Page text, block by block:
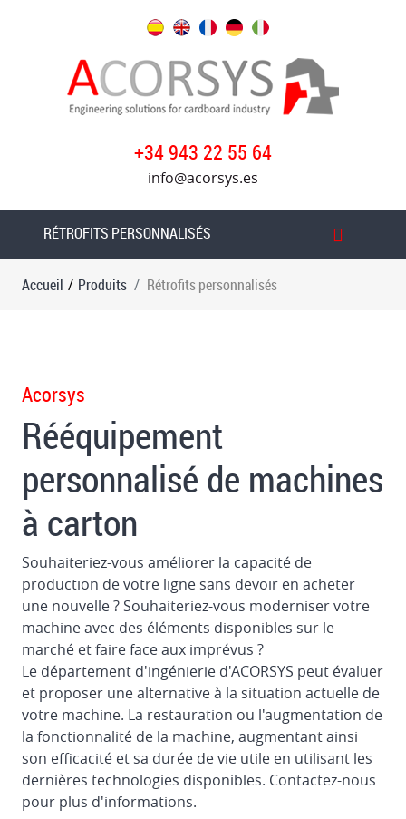
+34 943 22 55 64
info@acorsys.es
RÉTROFITS PERSONNALISÉS
Rètrofits
standard
la
roue
friction
sous
vide
dans
des
imprimantes
Système
automatique
de
teinture
et
de
lavage
Chambre
fermée
à
double
racleur
Contrôle
du
Accueil / Produits Rétrofits personnalisés
Acorsys
Rééquipement
personnalisé de machines
à carton
Souhaiteriez-vous améliorer la capacité de
production de votre ligne sans devoir en acheter
une nouvelle ? Souhaiteriez-vous moderniser votre
machine avec des éléments disponibles sur le
marché et faire face aux imprévus ?
Le département d'ingénierie d'ACORSYS peut évaluer
et proposer une alternative à la situation actuelle de
votre machine. La restauration ou l'augmentation de
la fonctionnalité de la machine, augmentant ainsi
son efficacité et sa durée de vie utile en utilisant les
dernières technologies disponibles. Contactez-nous
pour plus d'informations.